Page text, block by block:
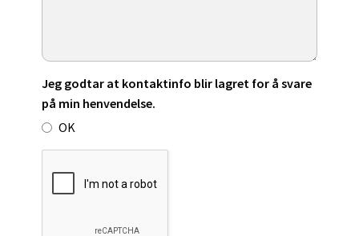
Jeg godtar at kontaktinfo blir lagret for å svare
på min henvendelse.
OK